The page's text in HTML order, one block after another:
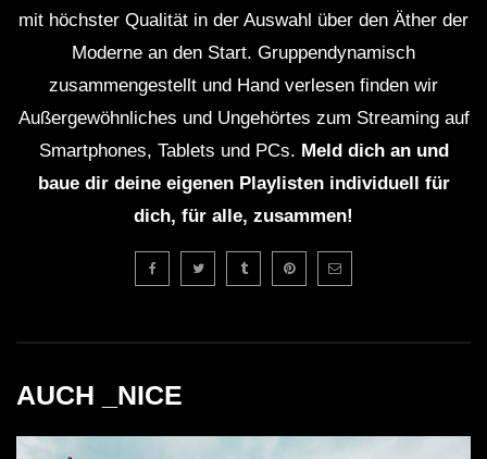
mit höchster Qualität in der Auswahl über den Äther der
Moderne an den Start. Gruppendynamisch
zusammengestellt und Hand verlesen finden wir
Außergewöhnliches und Ungehörtes zum Streaming auf
Smartphones, Tablets und PCs. Meld dich an und
baue dir deine eigenen Playlisten individuell für
dich, für alle, zusammen!
AUCH _NICE